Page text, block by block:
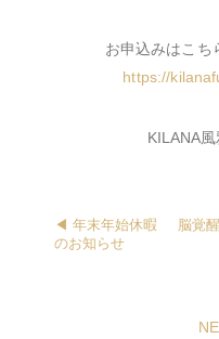
お申込みはこち
https://
KILANA
◀︎ 年末年始休暇
のお知らせ
脳覚